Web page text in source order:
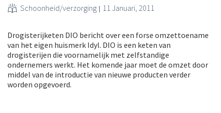
Schoonheid/verzorging 11 Januari, 2011
Drogisterijketen DIO bericht over een forse omzettoename
van het eigen huismerk Idyl. DIO is een keten van
drogisterijen die voornamelijk met zelfstandige
ondernemers werkt. Het komende jaar moet de omzet door
middel van de introductie van nieuwe producten verder
worden opgevoerd.